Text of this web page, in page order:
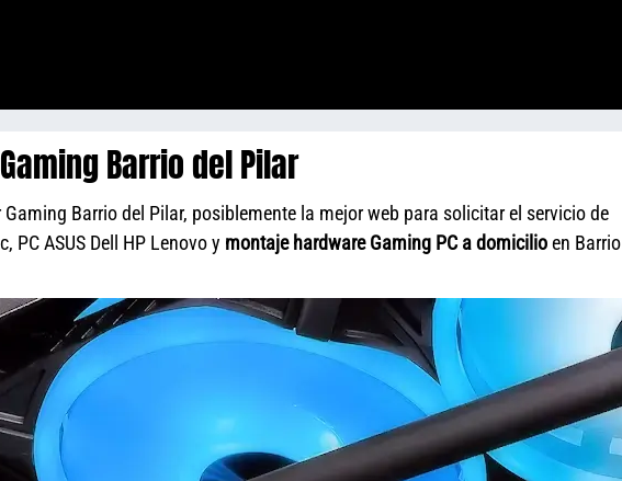
Barrio del Pilar
Barrio del Pilar, posiblemente la mejor web para solicitar el servicio de
PC ASUS Dell HP Lenovo y montaje hardware Gaming PC a domicilioen Barrio